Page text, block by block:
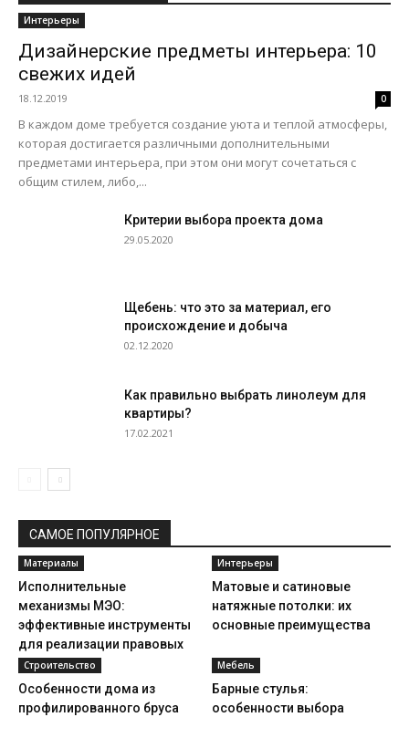
Интерьеры
Дизайнерские предметы интерьера: 10
свежих идей
18.12.2019 0
В каждом доме требуется создание уюта и теплой атмосферы,
которая достигается различными дополнительными
предметами интерьера, при этом они могут сочетаться с
общим стилем, либо,...
Критерии выбора проекта дома
29.05.2020
Щебень: что это за материал, его
происхождение и добыча
02.12.2020
Как правильно выбрать линолеум для
квартиры?
17.02.2021
САМОЕ ПОПУЛЯРНОЕ
Материалы
Исполнительные
механизмы МЭО:
эффективные инструменты
для реализации правовых
решений
Интерьеры
Матовые и сатиновые
натяжные потолки: их
основные преимущества
Строительство
Особенности дома из
профилированного бруса
Мебель
Барные стулья:
особенности выбора